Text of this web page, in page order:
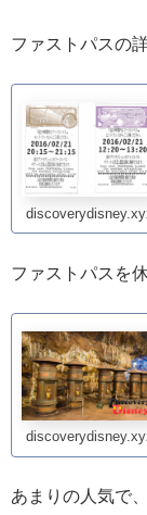
ファストパスの
ファストパスを
あまりの人気で